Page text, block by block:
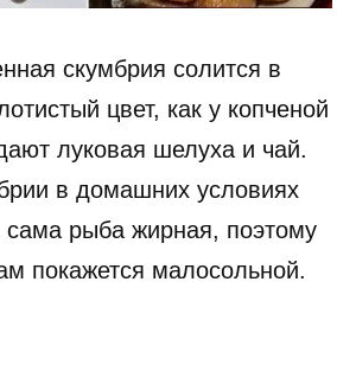
скумбрия солится в
цвет, как у копченой
луковая шелуха и чай.
в домашних условиях
сама рыба жирная, поэтому
покажется малосольной.